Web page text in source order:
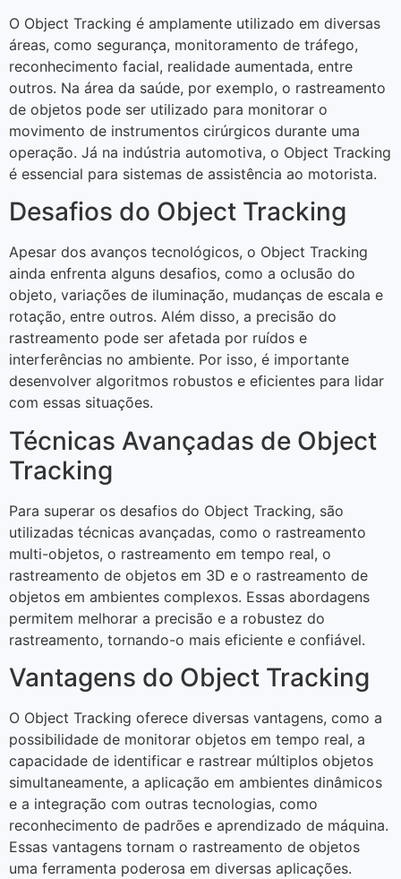
O Object Tracking é amplamente utilizado em diversas
áreas, como segurança, monitoramento de tráfego,
reconhecimento facial, realidade aumentada, entre
outros. Na área da saúde, por exemplo, o rastreamento
de objetos pode ser utilizado para monitorar o
movimento de instrumentos cirúrgicos durante uma
operação. Já na indústria automotiva, o Object Tracking
é essencial para sistemas de assistência ao motorista.
Desafios do Object Tracking
Apesar dos avanços tecnológicos, o Object Tracking
ainda enfrenta alguns desafios, como a oclusão do
objeto, variações de iluminação, mudanças de escala e
rotação, entre outros. Além disso, a precisão do
rastreamento pode ser afetada por ruídos e
interferências no ambiente. Por isso, é importante
desenvolver algoritmos robustos e eficientes para lidar
com essas situações.
Técnicas Avançadas de Object
Tracking
Para superar os desafios do Object Tracking, são
utilizadas técnicas avançadas, como o rastreamento
multi-objetos, o rastreamento em tempo real, o
rastreamento de objetos em 3D e o rastreamento de
objetos em ambientes complexos. Essas abordagens
permitem melhorar a precisão e a robustez do
rastreamento, tornando-o mais eficiente e confiável.
Vantagens do Object Tracking
O Object Tracking oferece diversas vantagens, como a
possibilidade de monitorar objetos em tempo real, a
capacidade de identificar e rastrear múltiplos objetos
simultaneamente, a aplicação em ambientes dinâmicos
e a integração com outras tecnologias, como
reconhecimento de padrões e aprendizado de máquina.
Essas vantagens tornam o rastreamento de objetos
uma ferramenta poderosa em diversas aplicações.